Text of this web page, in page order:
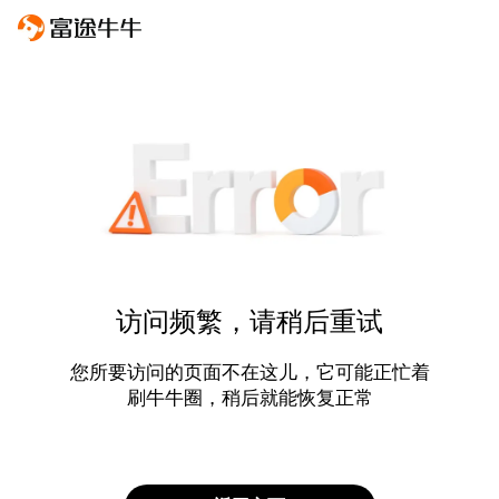
访问频繁，请稍后重试
您所要访问的页面不在这儿，它可能正忙着
刷牛牛圈，稍后就能恢复正常